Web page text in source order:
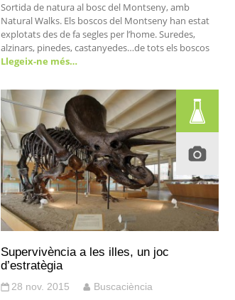
Sortida de natura al bosc del Montseny, amb
Natural Walks. Els boscos del Montseny han estat
explotats des de fa segles per l’home. Suredes,
alzinars, pinedes, castanyedes…de tots els boscos
Llegeix-ne més…
Supervivència a les illes, un joc
d’estratègia
28 nov. 2015 Buscaciència